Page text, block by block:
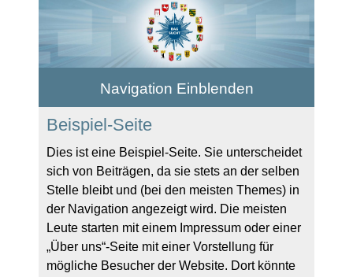
Navigation Einblenden
Beispiel-Seite
Dies ist eine Beispiel-Seite. Sie unterscheidet
sich von Beiträgen, da sie stets an der selben
Stelle bleibt und (bei den meisten Themes) in
der Navigation angezeigt wird. Die meisten
Leute starten mit einem Impressum oder einer
„Über uns“-Seite mit einer Vorstellung für
mögliche Besucher der Website. Dort könnte